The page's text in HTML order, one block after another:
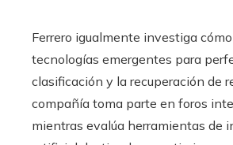
Ferrero igualmente investiga
tecnologías emergentes para
clasificación y la recuperación de
compañía toma parte en foros
mientras evalúa herramientas de